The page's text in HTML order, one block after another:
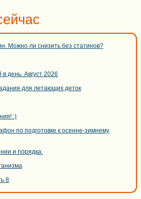
Можно ли снизить без статинов?
день. Август 2026
для летающих деток
:)
по подготовке к осенне-зимнему
и порядка.
8